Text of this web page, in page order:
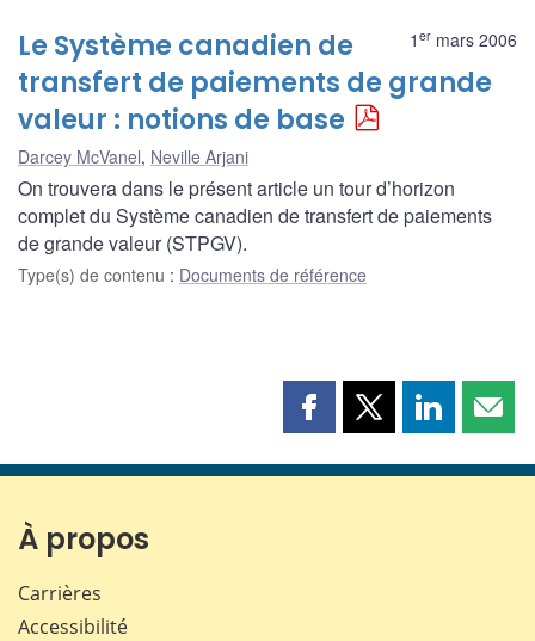
1 er mars 2006
Le Système canadien de
transfert de paiements de grande
valeur : notions de base
Darcey McVanel, Neville Arjani
On trouvera dans le présent article un tour d’horizon
complet du Système canadien de transfert de paiements
de grande valeur (STPGV).
Type(s) de contenu : Documents de référence
Partager
page
Partager
page
Partager
page page
À propos
Carrières
Accessibilité